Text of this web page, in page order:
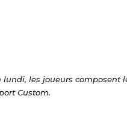
les joueurs composent
Custom.